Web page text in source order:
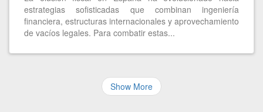
estrategias sofisticadas que combinan ingeniería
financiera, estructuras internacionales y aprovechamiento
de vacíos legales. Para combatir estas...
Show More